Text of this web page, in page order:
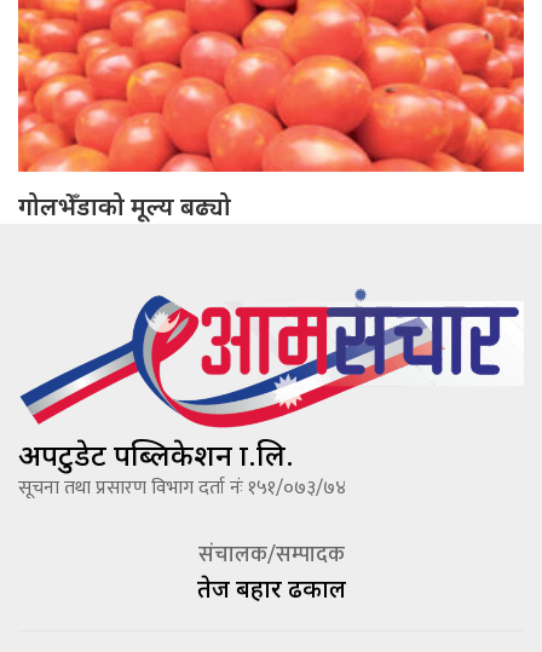
गोलभेँडाको मूल्य बढ्यो
अपटुडेट पब्लिकेशन प्रा.लि.
सूचना तथा प्रसारण विभाग दर्ता नंः १५१/०७३/७४
संचालक/सम्पादक
तेज बहादूर ढकाल